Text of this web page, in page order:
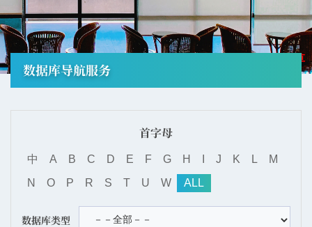
摄影：秋草
数据库导航服务
首字母
中 A B C D E F G H J K L
M
N
O P R S T U W ALL
数据库类型